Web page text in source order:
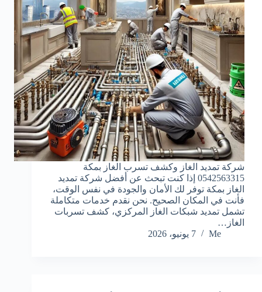
شركة تمديد الغاز وكشف تسرب الغاز بمكة
0542563315 إذا كنت تبحث عن أفضل شركة تمديد
الغاز بمكة توفر لك الأمان والجودة في نفس الوقت،
فأنت في المكان الصحيح. نحن نقدم خدمات متكاملة
تشمل تمديد شبكات الغاز المركزي، كشف تسربات
الغاز…
Me
7 يونيو، 2026